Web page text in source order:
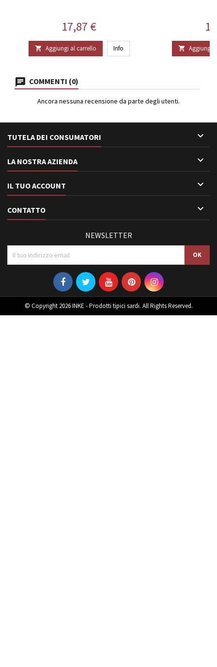
Prezzo
17,87 €
 Aggiungi al carrello Info  Aggiungi
COMMENTI (0)
Ancora nessuna recensione da parte degli utenti.
TUTELA DEI CONSUMATORI 
LA NOSTRA AZIENDA 
IL TUO ACCOUNT 
CONTATTO 
NEWSLETTER
© Copyright 2026 INKE - Prodotti tipici sardi. All Rights Reserved.